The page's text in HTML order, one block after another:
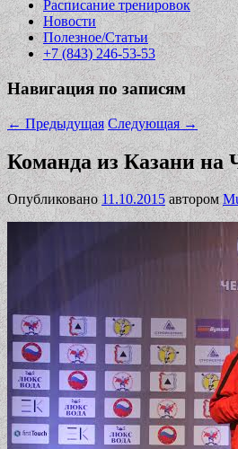
Расписание тренировок
Новости
Полезное/Статьи
+7 (843) 246-53-53
Навигация по записям
←Предыдущая Следующая→
Команда из Казани на
Опубликовано11.10.2015 автором